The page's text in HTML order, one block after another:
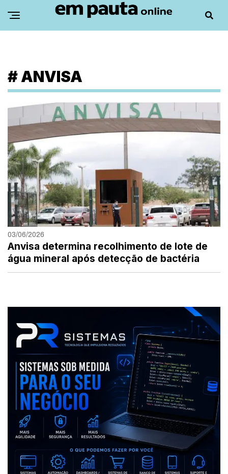
#ANVISA
03/06/2026
Anvisa determina recolhimento de lote de
água mineral após detecção de bactéria